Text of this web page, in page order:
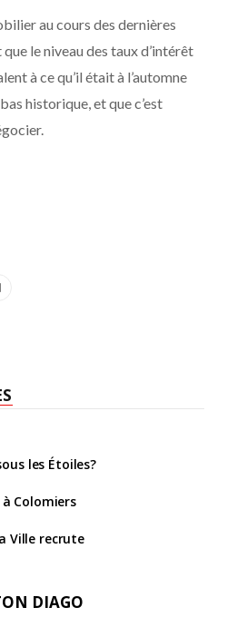
au cours des dernières
le niveau des taux d’intérêt
à ce qu’il était à l’automne
historique, et que c’est
les Étoiles?
Colomiers
Ville recrute
DIAGO